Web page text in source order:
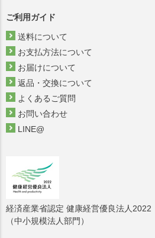
ご利用ガイド
送料について
お支払方法について
お届けについて
返品・交換について
よくあるご質問
お問い合わせ
LINE@
経済産業省認定 健康経営優良法人2022
（中小規模法人部門）